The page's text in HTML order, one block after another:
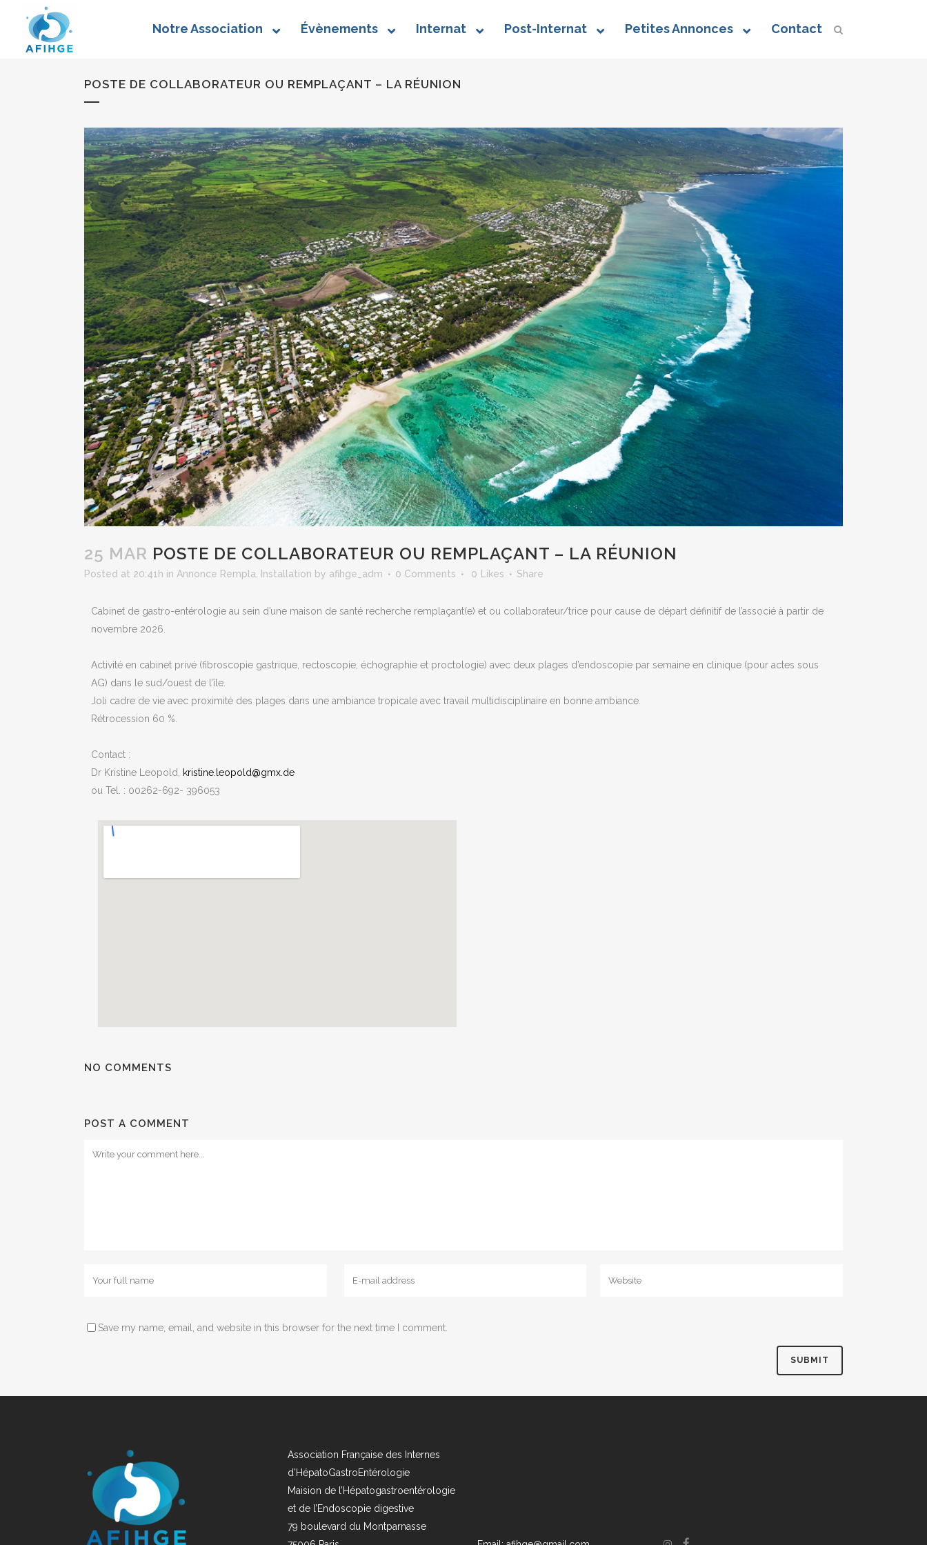
Notre Association Évènements Internat Post-Internat Petites Annonces Contact
POSTE DE COLLABORATEUR OU REMPLAÇANT – LA RÉUNION
25 MAR POSTE DE COLLABORATEUR OU REMPLAÇANT – LA RÉUNION
Posted at 20:41h in Annonce Rempla Installation by afihge_adm 0 Comments 0 Likes Share
Cabinet de gastro-entérologie au sein d’une maison de santé recherche remplaçant(e) et ou collaborateur/trice pour cause de départ définitif de l’associé à partir de
novembre 2026.
Activité en cabinet privé (fibroscopie gastrique, rectoscopie, échographie et proctologie) avec deux plages d’endoscopie par semaine en clinique (pour actes sous
AG) dans le sud/ouest de l’île.
Joli cadre de vie avec proximité des plages dans une ambiance tropicale avec travail multidisciplinaire en bonne ambiance.
Rétrocession 60 %.
Contact :
Dr Kristine Leopold, kristine.leopold@gmx.de
ou Tel. : 00262-692- 396053
NO COMMENTS
POST A COMMENT
Save my name, email, and website in this browser for the next time I comment.
Association Française des Internes
d’HépatoGastroEntérologie
Maision de l’Hépatogastroentérologie
et de l’Endoscopie digestive
79 boulevard du Montparnasse